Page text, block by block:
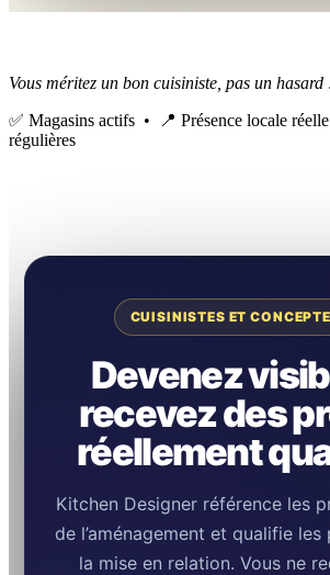
Vous méritez un bon cuisiniste, pas un hasard
✅ Magasins actifs • 📍 Présence locale
régulières
CUISINISTES ET
Devenez
recevez des
réellement
Kitchen Designer référence les
de l’aménagement et qualifie
la mise en relation. Vous ne